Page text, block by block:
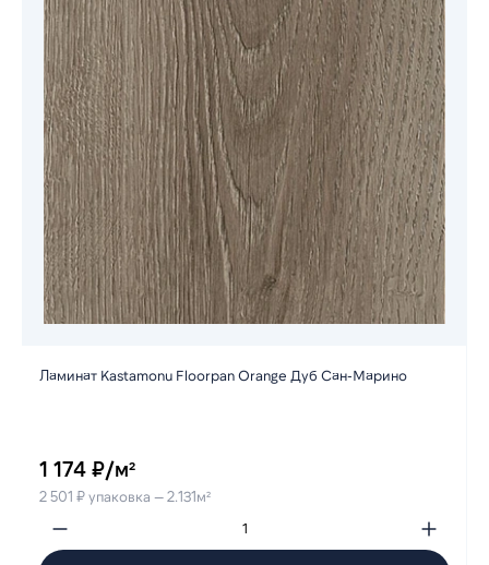
Ламинат Kastamonu Floorpan Orange Дуб Сан-Марино
1 174 ₽/м²
2 501 ₽ упаковка — 2.131м²